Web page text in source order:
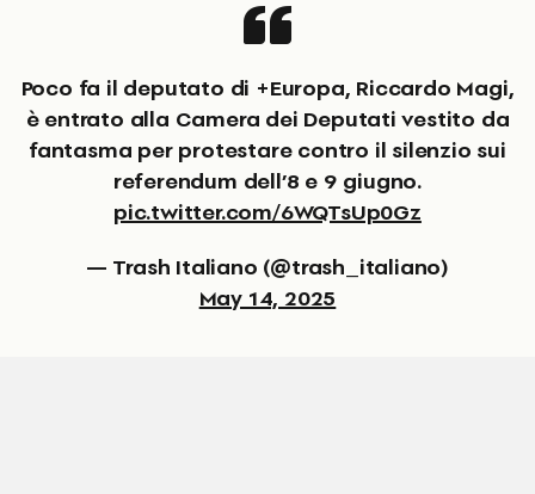
Poco fa il deputato di +Europa, Riccardo Magi,
è entrato alla Camera dei Deputati vestito da
fantasma per protestare contro il silenzio sui
referendum dell’8 e 9 giugno.
pic.twitter.com/6WQTsUp0Gz
— Trash Italiano (@trash_italiano)
May 14, 2025